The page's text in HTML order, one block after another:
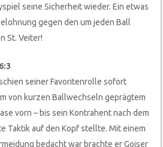
seine Sicherheit wieder. Ein etwas
gegen den um jeden Ball
St. Veiter!
seiner Favoritenrolle sofort
von kurzen Ballwechseln geprägtem
vorn – bis sein Kontrahent nach dem
Taktik auf den Kopf stellte. Mit einem
bedacht war brachte er Goiser